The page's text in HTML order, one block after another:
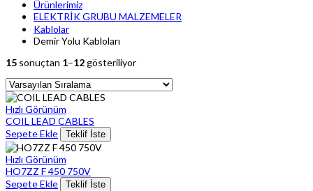
Ürünlerimiz
ELEKTRİK GRUBU MALZEMELER
Kablolar
Demir Yolu Kabloları
15 sonuçtan 1–12gösteriliyor
Hızlı Görünüm
COIL LEAD CABLES
Sepete Ekle
Teklif İste
Hızlı Görünüm
HO7ZZ F 450 750V
Sepete Ekle
Teklif İste